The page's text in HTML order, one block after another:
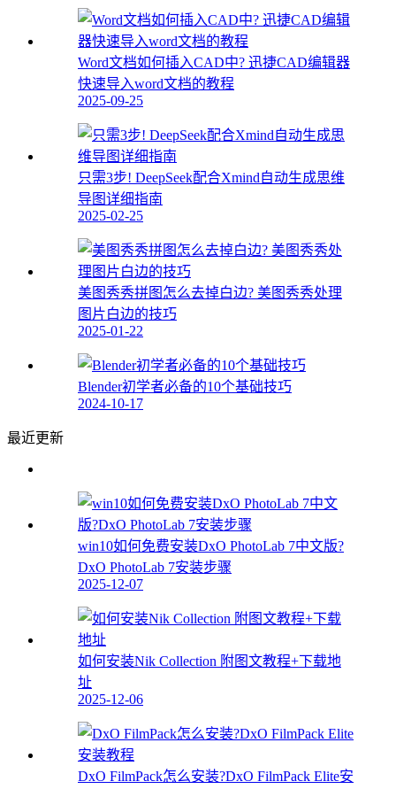
Word文档如何插入CAD中? 迅捷CAD编辑器
快速导入word文档的教程
2025-09-25
只需3步! DeepSeek配合Xmind自动生成思维
导图详细指南
2025-02-25
美图秀秀拼图怎么去掉白边? 美图秀秀处理
图片白边的技巧
2025-01-22
Blender初学者必备的10个基础技巧
2024-10-17
最近更新
win10如何免费安装DxO PhotoLab 7中文版?
DxO PhotoLab 7安装步骤
2025-12-07
如何安装Nik Collection 附图文教程+下载地
址
2025-12-06
DxO FilmPack怎么安装?DxO FilmPack Elite安